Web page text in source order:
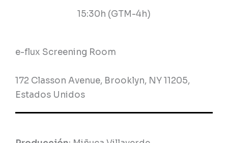
15:30h (GTM-4h)
e-flux Screening Room
172 Classon Avenue, Brooklyn, NY 11205,
Estados Unidos